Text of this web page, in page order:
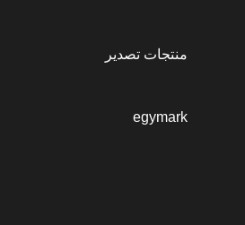
منتجات تصدير
egymark